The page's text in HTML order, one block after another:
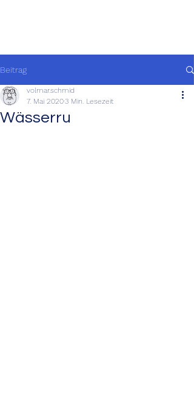
Beitrag
Wässerru
volmar.schmid
7. Mai 20203 Min. Lesezeit